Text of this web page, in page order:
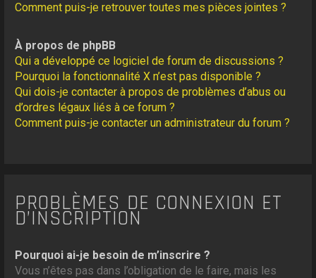
Comment puis-je retrouver toutes mes pièces jointes ?
À propos de phpBB
Qui a développé ce logiciel de forum de discussions ?
Pourquoi la fonctionnalité X n’est pas disponible ?
Qui dois-je contacter à propos de problèmes d’abus ou
d’ordres légaux liés à ce forum ?
Comment puis-je contacter un administrateur du forum ?
PROBLÈMES DE CONNEXION ET
D’INSCRIPTION
Pourquoi ai-je besoin de m’inscrire ?
Vous n’êtes pas dans l’obligation de le faire, mais les